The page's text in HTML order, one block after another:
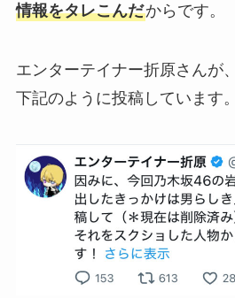
情報をタレこんだからです。
エンターテイナー折原さんが
下記のように投稿しています。